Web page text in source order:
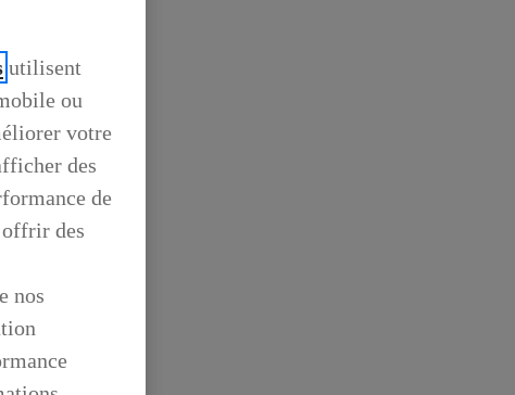
utilisent
ou
votre
des
de
offrir des
nos